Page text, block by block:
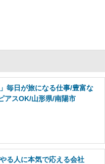
毎日が旅になる仕事/豊富な
アスOK/山形県/南陽市
る人に本気で応える会社